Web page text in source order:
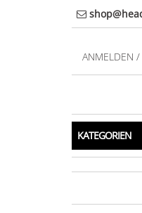
ANMELDEN /
KATEGORIEN